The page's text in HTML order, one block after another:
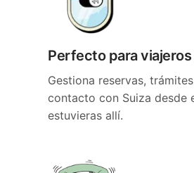
Perfecto para
Gestiona reservas,
contacto con Suiza desde
estuvieras allí.